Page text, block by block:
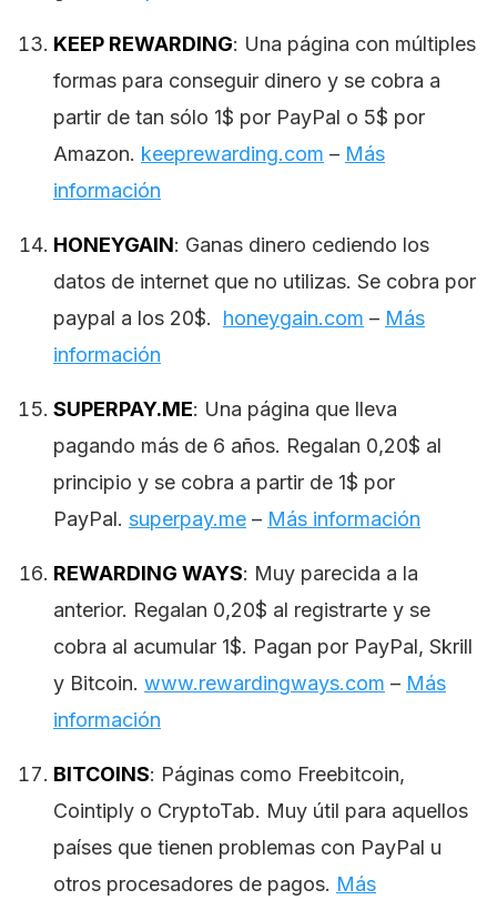
KEEP REWARDING: Una página con múltiples
formas para conseguir dinero y se cobra a
partir de tan sólo 1$ por PayPal o 5$ por
Amazon. keeprewarding.com – Más
información
HONEYGAIN: Ganas dinero cediendo los
datos de internet que no utilizas. Se cobra por
paypal a los 20$. honeygain.com – Más
información
SUPERPAY.ME: Una página que lleva
pagando más de 6 años. Regalan 0,20$ al
principio y se cobra a partir de 1$ por
PayPal. superpay.me – Más información
REWARDING WAYS: Muy parecida a la
anterior. Regalan 0,20$ al registrarte y se
cobra al acumular 1$. Pagan por PayPal, Skrill
y Bitcoin. www.rewardingways.com – Más
información
BITCOINS: Páginas como Freebitcoin,
Cointiply o CryptoTab. Muy útil para aquellos
países que tienen problemas con PayPal u
otros procesadores de pagos. Más